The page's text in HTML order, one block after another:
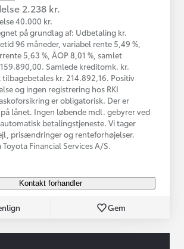
2.238 kr.
40.000 kr.
på grundlag af: Udbetaling kr.
96 måneder, variabel rente 5,49 %,
5,63 %, ÅOP 8,01 %, samlet
Samlede kreditomk. kr.
kr. 214.892,16. Positiv
og ingen registrering hos RKI
er obligatorisk. Der er
lånet. Ingen løbende mdl. gebyrer ved
betalingstjeneste. Vi tager
prisændringer og renteforhøjelser.
Financial Services A/S.
Kontakt forhandler
Gem